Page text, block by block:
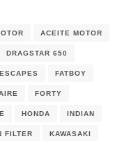
ACEITE MOTOR
DRAGSTAR 650
ESCAPES FATBOY
FORTY
HONDA INDIAN
FILTER KAWASAKI